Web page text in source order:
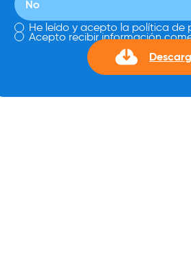
He leído y acepto la política de
Acepto recibir información